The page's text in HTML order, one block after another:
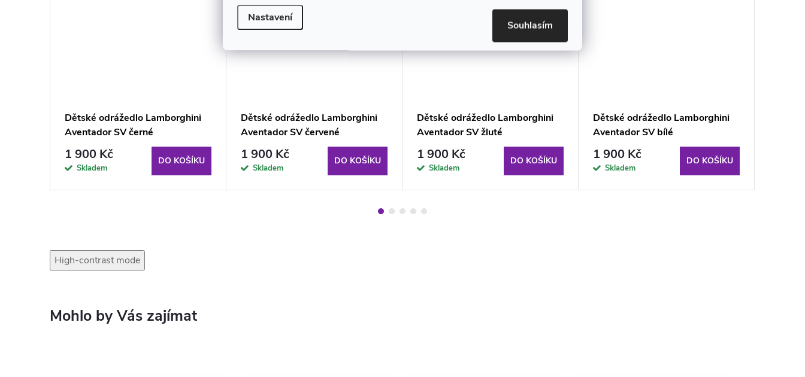
Nastavení
Souhlasím
Dětské odrážedlo Lamborghini
Aventador SV černé
1 900 Kč
Skladem
DO KOŠÍKU
Dětské odrážedlo Lamborghini
Aventador SV červené
1 900 Kč
Skladem
DO KOŠÍKU
Dětské odrážedlo Lamborghini
Aventador SV žluté
1 900 Kč
Skladem
DO KOŠÍKU
Dětské odrážedlo Lamborghini
Aventador SV bílé
1 900 Kč
Skladem
DO KOŠÍKU
High-contrast mode